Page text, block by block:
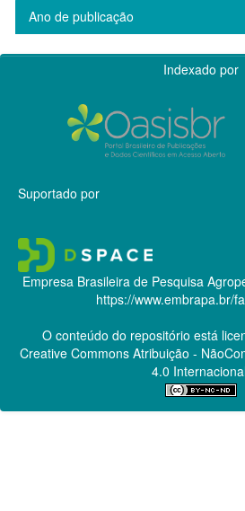
Ano de publicação
Indexado por
Suportado por
Empresa Brasileira de Pesquisa
https://www.embrapa.br/
O conteúdo do repositório está
Creative CommonsAtribuição -
4.0